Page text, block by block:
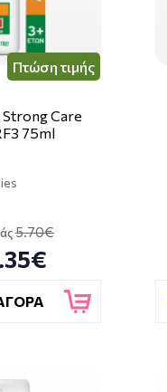
Πτώση τιμής
Strong Care
75ml
5.70€